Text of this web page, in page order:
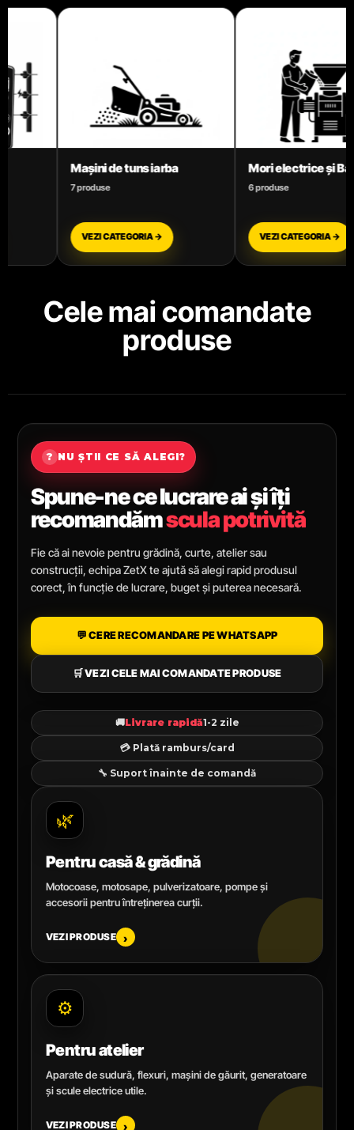
Mori electrice și Batoze
6 produse
VEZI CATEGORIA →
Motoare termice
3 produse
VEZI CATEGORIA →
Cele mai comandate
produse
? NU ȘTII CE SĂ ALEGI?
Spune-ne ce lucrare ai și îți
recomandămscula potrivită
Fie că ai nevoie pentru grădină, curte, atelier sau
construcții, echipa ZetX te ajută să alegi rapid produsul
corect, în funcție de lucrare, buget și puterea necesară.
💬 CERE RECOMANDARE PE WHATSAPP
🛒 VEZI CELE MAI COMANDATE PRODUSE
🚚Livrare rapidă1-2 zile
💳 Plată ramburs/card
🔧 Suport înainte de comandă
🌿
Pentru casă & grădină
Motocoase, motosape, pulverizatoare, pompe și
accesorii pentru întreținerea curții.
VEZI PRODUSE ›
⚙️
Pentru atelier
Aparate de sudură, flexuri, mașini de găurit, generatoare
și scule electrice utile.
VEZI PRODUSE ›